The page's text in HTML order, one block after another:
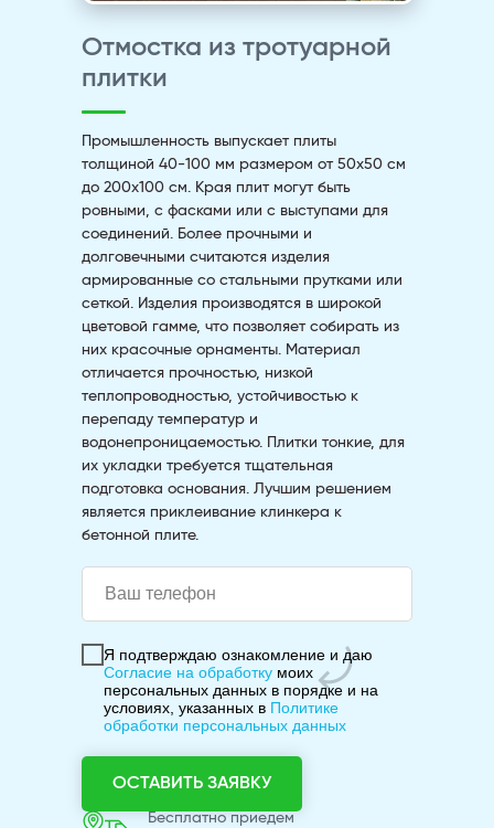
Отмостка из тротуарной
плитки
Промышленность выпускает плиты
толщиной 40-100 мм размером от 50х50 см
до 200х100 см. Края плит могут быть
ровными, с фасками или с выступами для
соединений. Более прочными и
долговечными считаются изделия
армированные со стальными прутками или
сеткой. Изделия производятся в широкой
цветовой гамме, что позволяет собирать из
них красочные орнаменты. Материал
отличается прочностью, низкой
теплопроводностью, устойчивостью к
перепаду температур и
водонепроницаемостью. Плитки тонкие, для
их укладки требуется тщательная
подготовка основания. Лучшим решением
является приклеивание клинкера к
бетонной плите.
Я подтверждаю ознакомление и даю
Согласие на обработку моих
персональных данных в порядке и на
условиях, указанных в Политике
обработки персональных данных
ОСТАВИТЬ ЗАЯВКУ
Бесплатно приедем